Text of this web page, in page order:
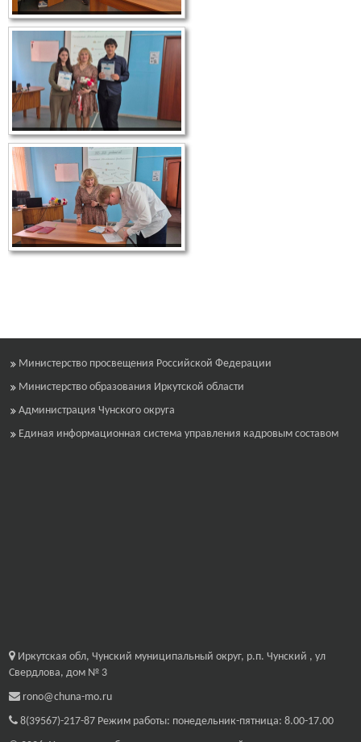
Министерство просвещения Российской Федерации
Министерство образования Иркутской области
Администрация Чунского округа
Единая информационная система управления кадровым составом
Иркутская обл, Чунский муниципальный округ, р.п. Чунский , ул
Свердлова, дом № 3
rono@chuna-mo.ru
8(39567)-217-87 Режим работы: понедельник-пятница: 8.00-17.00